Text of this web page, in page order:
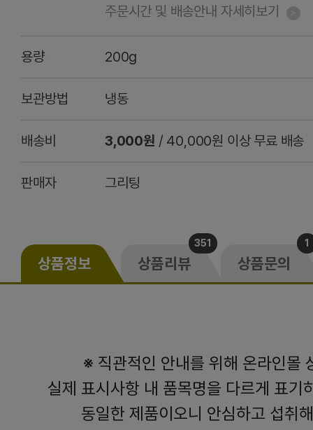
주문시간 및 배송안내 자세히보기
용량 200g
보관방법 냉동
배송비 3,000원 / 40,000원 이상 무료 배송
판매자 그리팅
상품정보 상품리뷰
351
상품문의
1
※ 직관적인 안내를 위해 온라인몰
실제 표시사항 내 품목명을 다르게 표기
동일한 제품이오니 안심하고 섭취